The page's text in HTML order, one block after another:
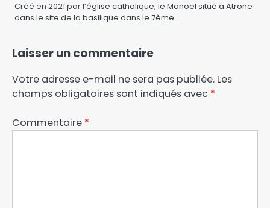
Créé en 2021 par l’église catholique, le Manoël situé à Atrone
dans le site de la basilique dans le 7ème…
Laisser un commentaire
Votre adresse e-mail ne sera pas publiée. Les
champs obligatoires sont indiqués avec *
Commentaire *